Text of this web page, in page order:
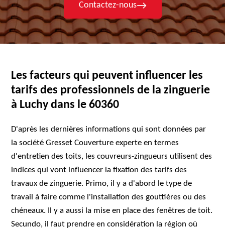
Contactez-nous
Les facteurs qui peuvent influencer les
tarifs des professionnels de la zinguerie
à Luchy dans le 60360
D'après les dernières informations qui sont données par
la société Gresset Couverture experte en termes
d'entretien des toits, les couvreurs-zingueurs utilisent des
indices qui vont influencer la fixation des tarifs des
travaux de zinguerie. Primo, il y a d'abord le type de
travail à faire comme l'installation des gouttières ou des
chéneaux. Il y a aussi la mise en place des fenêtres de toit.
Secundo, il faut prendre en considération la région où